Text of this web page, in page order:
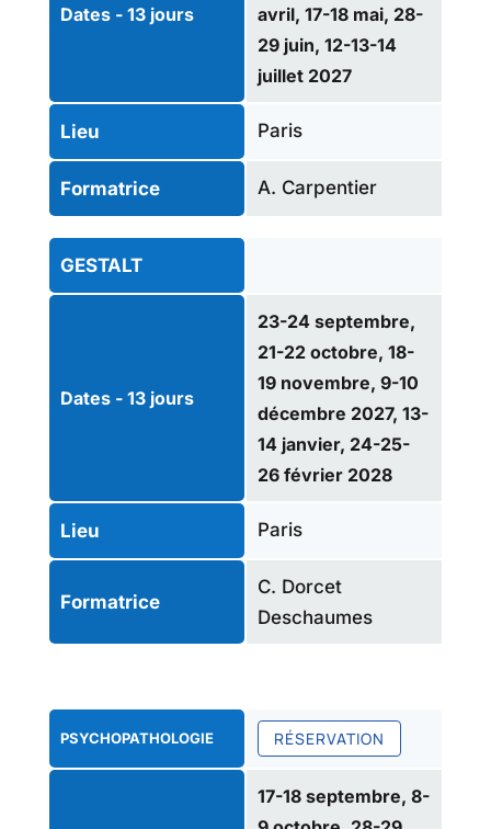
Dates - 13 jours
Lieu
Formatrice
avril, 17-18 mai, 28-
29 juin, 12-13-14
juillet 2027
Paris
A. Carpentier
GESTALT
Dates - 13 jours
Lieu
Formatrice
23-24 septembre,
21-22 octobre, 18-
19 novembre, 9-10
décembre 2027, 13-
14 janvier, 24-25-
26 février 2028
Paris
C. Dorcet
Deschaumes
PSYCHOPATHOLOGIE RÉSERVATION
17-18 septembre, 8-